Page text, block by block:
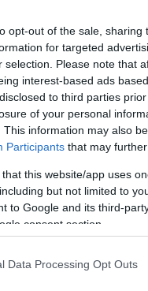
opt-out of the sale,
for targeted
selection. Please note that
interest-based ads
to third parties
of your personal
This information may also
Participants that may
that this website/app uses
but not limited to
to Google and its third-
consent section.
Data Processing Opt Outs